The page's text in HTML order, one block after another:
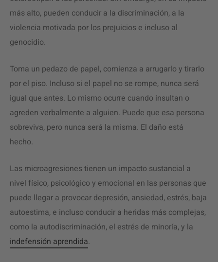
más alto, pueden conducir a la discriminación, a la
violencia motivada por los prejuicios e incluso al
genocidio.
Toma un pedazo de papel, comienza a arrugarlo y tirarlo
por el piso. Incluso si el papel no se rompe, nunca será
igual que antes. Lo mismo ocurre cuando insultan o
agreden verbalmente a alguien. Puede que esa persona
sobreviva, pero nunca será la misma. El daño está
hecho.
Las microagresiones tienen un impacto sustancial a
nivel físico, psicológico y emocional en las personas que
puede llegar a provocar depresión, ansiedad, estrés, baja
autoestima, e incluso conducir a heridas más complejas,
como la autodiscriminación, el estrés de minoría, y la
indefensión aprendida.